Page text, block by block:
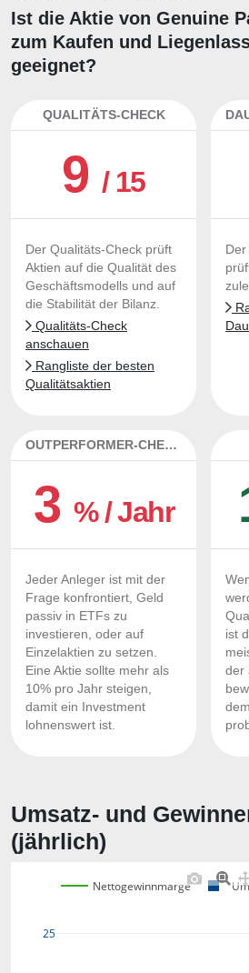
Ist die Aktie von Genuine
zum Kaufen und
geeignet?
QUALITÄTS-CHECK
9/ 15
Der Qualitäts-Check prüft
Aktien auf die Qualität des
Geschäftsmodells und auf
die Stabilität der Bilanz.
Qualitäts-Check
anschauen
Rangliste der besten
Qualitätsaktien
OUTPERFORMER-CHECK
3 % / Jahr
Jeder Anleger ist mit der
Frage konfrontiert, Geld
passiv in ETFs zu
investieren, oder auf
Einzelaktien zu setzen.
Eine Aktie sollte mehr als
10% pro Jahr steigen,
damit ein Investment
lohnenswert ist.
ist
der
Umsatz- und
(jährlich)
25
Nettogewinnmarge